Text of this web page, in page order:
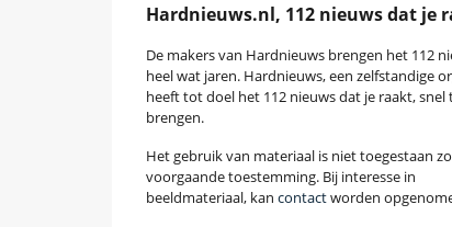
Hardnieuws.nl, 112 nieuws dat je
De makers van Hardnieuws brengen het 112
heel wat jaren. Hardnieuws, een zelfstandige
heeft tot doel het 112 nieuws dat je raakt, snel
brengen.
Het gebruik van materiaal is niet toegestaan
voorgaande toestemming. Bij interesse in
beeldmateriaal, kan contactworden